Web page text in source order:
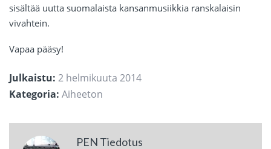
sisältää uutta suomalaista kansanmusiikkia ranskalaisin
vivahtein.
Vapaa pääsy!
Julkaistu: 2 helmikuuta 2014
Kategoria: Aiheeton
PEN Tiedotus